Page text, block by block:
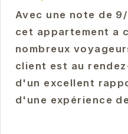
Avec une note de
cet appartement a
nombreux
client est au
d'un excellent
d'une expérience